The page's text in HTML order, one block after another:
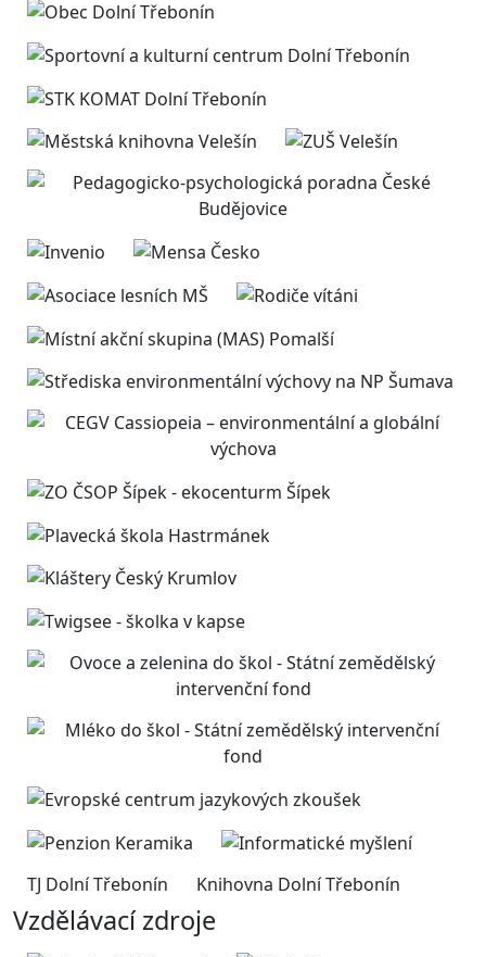
TJ Dolní Třebonín Knihovna Dolní Třebonín
Vzdělávací zdroje